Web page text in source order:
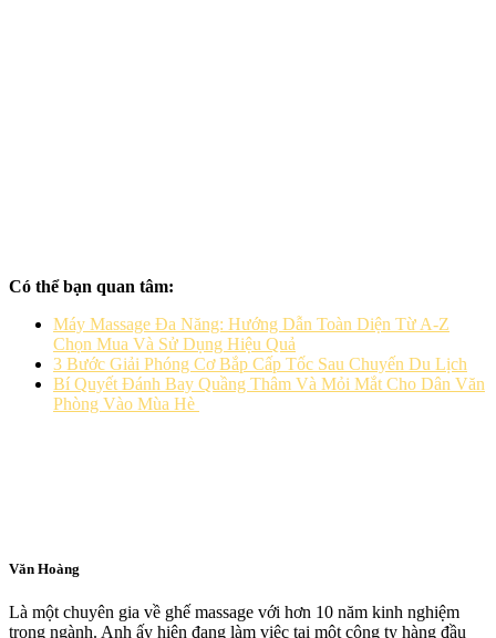
Có thể bạn quan tâm:
Máy Massage Đa Năng: Hướng Dẫn Toàn Diện Từ A-Z
Chọn Mua Và Sử Dụng Hiệu Quả
3 Bước Giải Phóng Cơ Bắp Cấp Tốc Sau Chuyến Du Lịch
Bí Quyết Đánh Bay Quầng Thâm Và Mỏi Mắt Cho Dân Văn
Phòng Vào Mùa Hè
Văn Hoàng
Là một chuyên gia về ghế massage với hơn 10 năm kinh nghiệm
trong ngành. Anh ấy hiện đang làm việc tại một công ty hàng đầu